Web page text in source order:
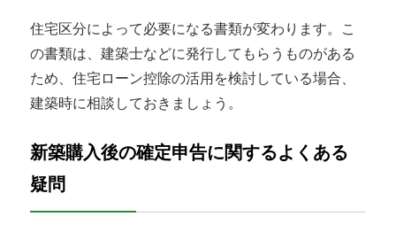
住宅区分によって必要になる書類が変わります。こ
の書類は、建築士などに発行してもらうものがある
ため、住宅ローン控除の活用を検討している場合、
建築時に相談しておきましょう。
新築購入後の確定申告に関するよくある
疑問